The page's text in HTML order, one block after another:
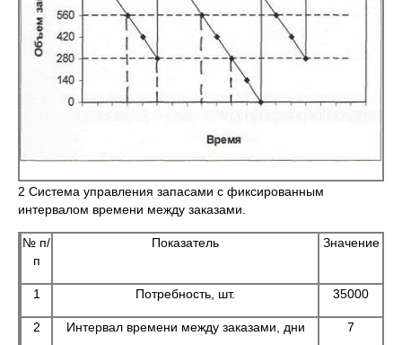
2 Система управления запасами с фиксированным
интервалом времени между заказами.
№ п/
п
Показатель Значение
1 Потребность, шт. 35000
2 Интервал времени между заказами, дни 7